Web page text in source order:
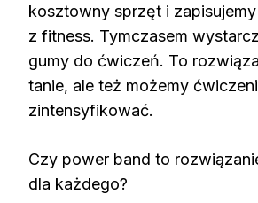
kosztowny sprzęt i
z fitness. Tymczasem
gumy do ćwiczeń. To
tanie, ale też możemy
zintensyfikować.
Czy power band to
dla każdego?